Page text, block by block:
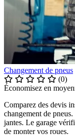
Changement de pneus
(0)
Économisez en
Comparez des devis
changement de
jantes. Le garage
de monter vos roues.